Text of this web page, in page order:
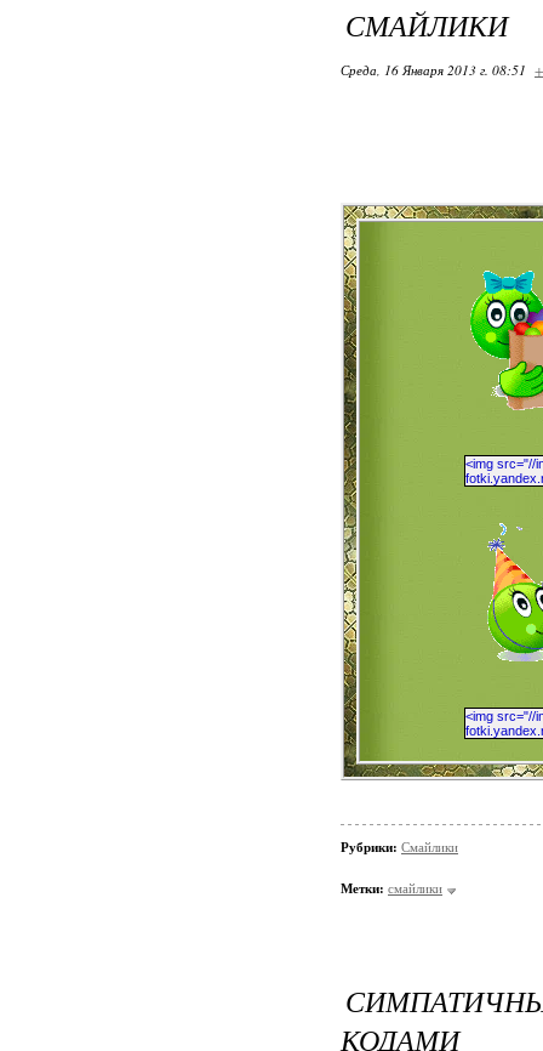
СМАЙЛИКИ
Среда, 16 Января 2013 г. 08:51
Рубрики: Смайлики
Метки: смайлики
КОДАМИ